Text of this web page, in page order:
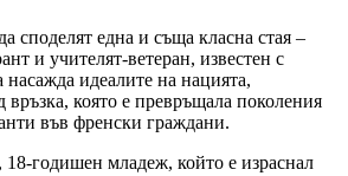
споделят една и съща класна стая –
и учителят-ветеран, известен с
насажда идеалите на нацията,
която е превръщала поколения
във френски граждани.
годишен младеж, който е израснал